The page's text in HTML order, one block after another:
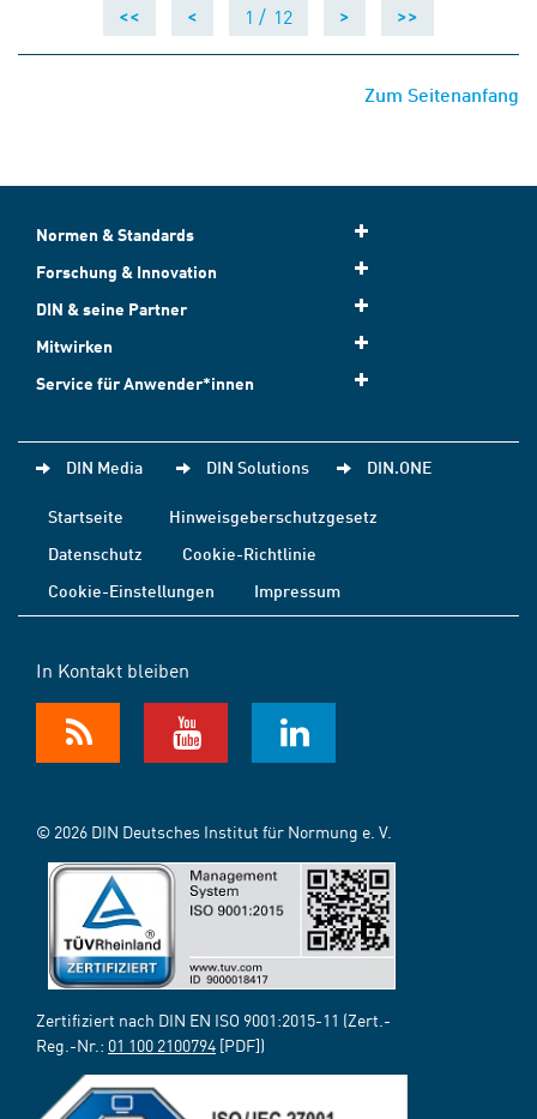
<< < 1 / 12 > >>
Zum Seitenanfang
Normen & Standards
Forschung & Innovation
DIN & seine Partner
Mitwirken
Service für Anwender*innen
DIN Media DIN Solutions DIN.ONE
Startseite
Hinweisgeberschutzgesetz
Datenschutz
Cookie-Richtlinie
Cookie-Einstellungen
Impressum
In Kontakt bleiben
© 2026 DIN Deutsches Institut für Normung e. V.
Zertifiziert nach DIN EN ISO 9001:2015-11 (Zert.-
Reg.-Nr.: 01 100 2100794 [PDF])